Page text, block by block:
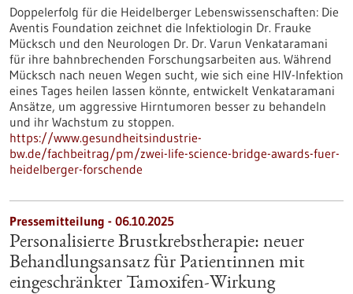
Doppelerfolg für die Heidelberger Lebenswissenschaften: Die
Aventis Foundation zeichnet die Infektiologin Dr. Frauke
Mücksch und den Neurologen Dr. Dr. Varun Venkataramani
für ihre bahnbrechenden Forschungsarbeiten aus. Während
Mücksch nach neuen Wegen sucht, wie sich eine HIV-Infektion
eines Tages heilen lassen könnte, entwickelt Venkataramani
Ansätze, um aggressive Hirntumoren besser zu behandeln
und ihr Wachstum zu stoppen.
https://www.gesundheitsindustrie-
bw.de/fachbeitrag/pm/zwei-life-science-bridge-awards-fuer-
heidelberger-forschende
Pressemitteilung - 06.10.2025
Personalisierte Brustkrebstherapie: neuer
Behandlungsansatz für Patientinnen mit
eingeschränkter Tamoxifen-Wirkung